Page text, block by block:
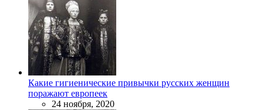
Какие гигиенические привычки русских женщин
поражают европеек
24 ноября, 2020